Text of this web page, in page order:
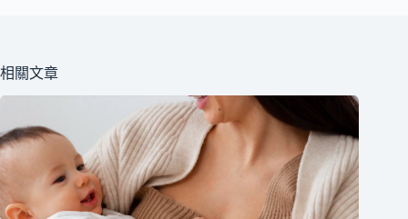
相關文章